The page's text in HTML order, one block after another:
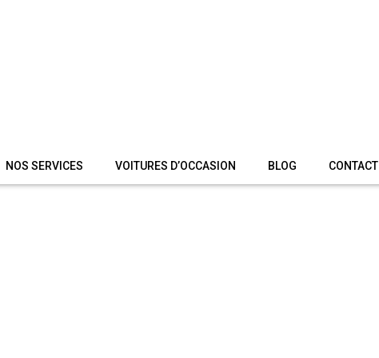
NOS SERVICES VOITURES D’OCCASION BLOG CONTACT